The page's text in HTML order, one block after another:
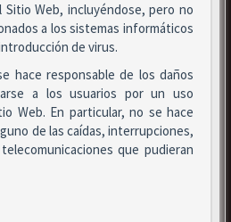
Sitio Web, incluyéndose, pero no
a los sistemas informáticos
de virus.
hace responsable de los daños
a los usuarios por un uso
Web. En particular, no se hace
de las caídas, interrupciones,
que pudieran